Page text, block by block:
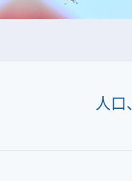
人口